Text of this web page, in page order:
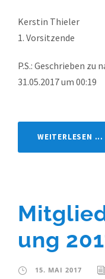
Kerstin Thieler
1. Vorsitzende
P.S.: Geschrieben zu
31.05.2017 um 00:19
WEITERLESEN ...
ung
15. MAI 2017